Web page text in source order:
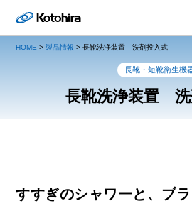
HOME >製品情報 >長靴洗浄装置 洗剤投入式
長靴・短靴衛生機
長靴洗浄装置 洗
すすぎのシャワーと、ブ